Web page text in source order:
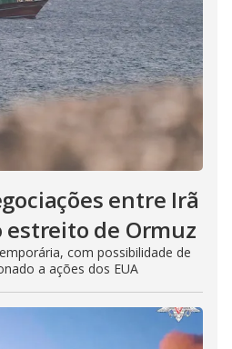
entre Irã
estreito de Ormuz
com possibilidade de
a ações dos EUA